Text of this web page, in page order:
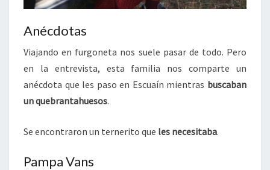
Anécdotas
Viajando en furgoneta nos suele pasar de todo. Pero
en la entrevista, esta familia nos comparte un
anécdota que les paso en Escuaín mientras buscaban
un quebrantahuesos.
Se encontraron un ternerito que les necesitaba.
Pampa Vans